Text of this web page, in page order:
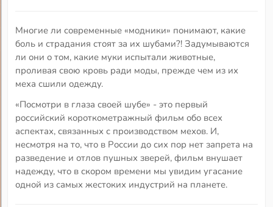
Многие ли современные «модники» понимают, какие
боль и страдания стоят за их шубами?! Задумываются
ли они о том, какие муки испытали животные,
проливая свою кровь ради моды, прежде чем из их
меха сшили одежду.
«Посмотри в глаза своей шубе» - это первый
российский короткометражный фильм обо всех
аспектах, связанных с производством мехов. И,
несмотря на то, что в России до сих пор нет запрета на
разведение и отлов пушных зверей, фильм внушает
надежду, что в скором времени мы увидим угасание
одной из самых жестоких индустрий на планете.